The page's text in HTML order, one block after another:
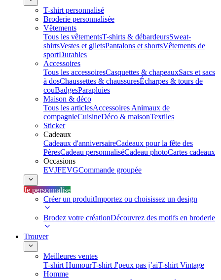
T-shirt personnalisé
Broderie personnalisée
Vêtements
Tous les vêtementsT-shirts & débardeursSweat-
shirtsVestes et giletsPantalons et shortsVêtements de
sportDurables
Accessoires
Tous les accessoiresCasquettes & chapeauxSacs et sacs
à dosChaussettes & chaussuresÉcharpes & tours de
couBadgesParapluies
Maison & déco
Tous les articlesAccessoires Animaux de
compagnieCuisineDéco & maisonTextiles
Sticker
Cadeaux
Cadeaux d'anniversaireCadeaux pour la fête des
PèresCadeau personnaliséCadeau photoCartes cadeaux
Occasions
EVJFEVGCommande groupée
Je personnalise
Créer un produitImportez ou choisissez un design
Brodez votre créationDécouvrez des motifs en broderie
Trouver
Meilleures ventes
T-shirt HumourT-shirt J'peux pas j’aiT-shirt Vintage
Homme